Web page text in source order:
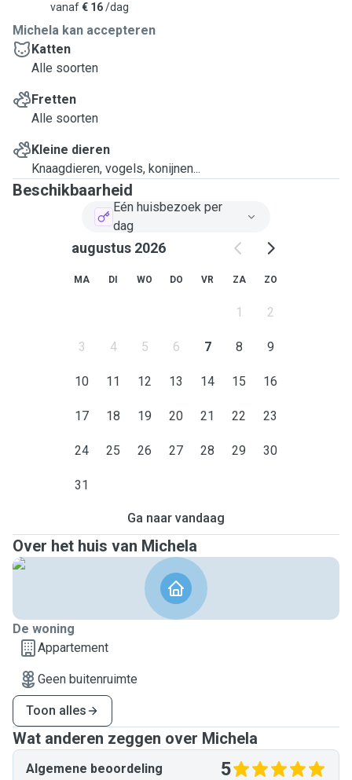
vanaf€ 16/dag
Michela kan accepteren
Katten
Alle soorten
Fretten
Alle soorten
Kleine dieren
Knaagdieren, vogels, konijnen...
Beschikbaarheid
Eén huisbezoek per
dag
augustus 2026
MA DI WO DO VR ZA ZO
1 2
3 4 5 6 7 8 9
10 11 12 13 14 15 16
17 18 19 20 21 22 23
24 25 26 27 28 29 30
31
Ga naar vandaag
Over het huis van Michela
De woning
Appartement
Geen buitenruimte
Toon alles
Wat anderen zeggen over Michela
Algemene beoordeling 5